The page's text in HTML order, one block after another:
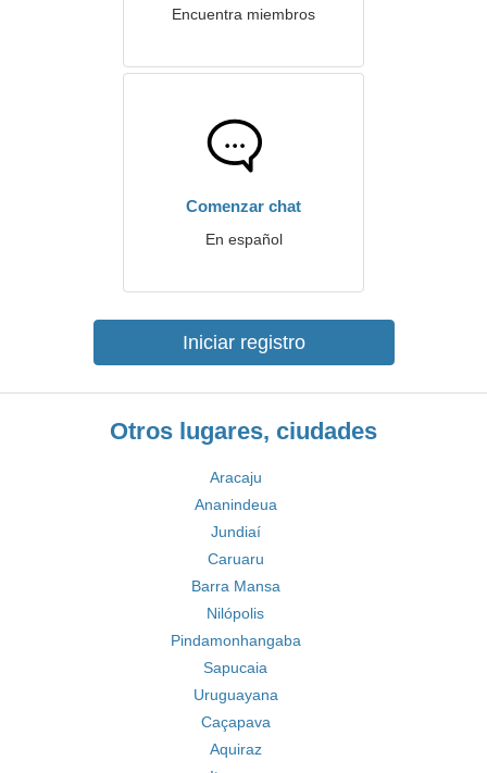
Encuentra miembros
Comenzar chat
En español
Iniciar registro
Otros lugares, ciudades
Aracaju
Ananindeua
Jundiaí
Caruaru
Barra Mansa
Nilópolis
Pindamonhangaba
Sapucaia
Uruguayana
Caçapava
Aquiraz